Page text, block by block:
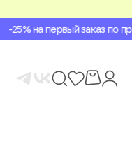
-25% на первый заказ по